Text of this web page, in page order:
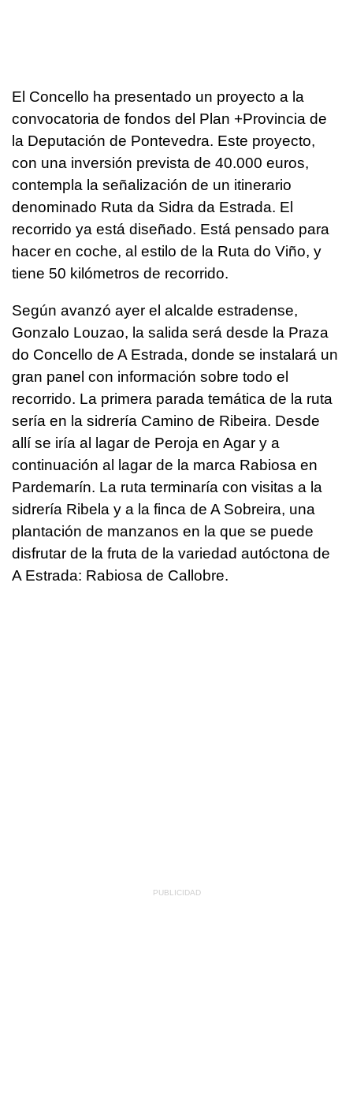
El Concello ha presentado un proyecto a la
convocatoria de fondos del Plan +Provincia de
la Deputación de Pontevedra. Este proyecto,
con una inversión prevista de 40.000 euros,
contempla la señalización de un itinerario
denominado Ruta da Sidra da Estrada. El
recorrido ya está diseñado. Está pensado para
hacer en coche, al estilo de la Ruta do Viño, y
tiene 50 kilómetros de recorrido.
Según avanzó ayer el alcalde estradense,
Gonzalo Louzao, la salida será desde la Praza
do Concello de A Estrada, donde se instalará un
gran panel con información sobre todo el
recorrido. La primera parada temática de la ruta
sería en la sidrería Camino de Ribeira. Desde
allí se iría al lagar de Peroja en Agar y a
continuación al lagar de la marca Rabiosa en
Pardemarín. La ruta terminaría con visitas a la
sidrería Ribela y a la finca de A Sobreira, una
plantación de manzanos en la que se puede
disfrutar de la fruta de la variedad autóctona de
A Estrada: Rabiosa de Callobre.